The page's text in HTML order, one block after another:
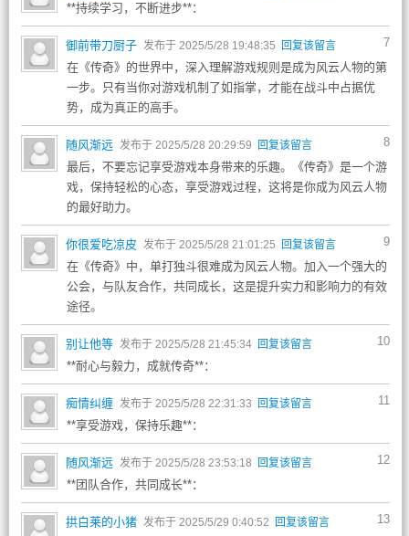
**持续学习，不断进步**：
7
御前带刀厨子 发布于 2025/5/28 19:48:35 回复该留言
在《传奇》的世界中，深入理解游戏规则是成为风云人物的第
一步。只有当你对游戏机制了如指掌，才能在战斗中占据优
势，成为真正的高手。
8
随风渐远 发布于 2025/5/28 20:29:59 回复该留言
最后，不要忘记享受游戏本身带来的乐趣。《传奇》是一个游
戏，保持轻松的心态，享受游戏过程，这将是你成为风云人物
的最好助力。
9
你很爱吃凉皮 发布于 2025/5/28 21:01:25 回复该留言
在《传奇》中，单打独斗很难成为风云人物。加入一个强大的
公会，与队友合作，共同成长，这是提升实力和影响力的有效
途径。
10
别让他等 发布于 2025/5/28 21:45:34 回复该留言
**耐心与毅力，成就传奇**：
11
痴情纠缠 发布于 2025/5/28 22:31:33 回复该留言
**享受游戏，保持乐趣**：
12
随风渐远 发布于 2025/5/28 23:53:18 回复该留言
**团队合作，共同成长**：
13
拱白莱的小猪 发布于 2025/5/29 0:40:52 回复该留言